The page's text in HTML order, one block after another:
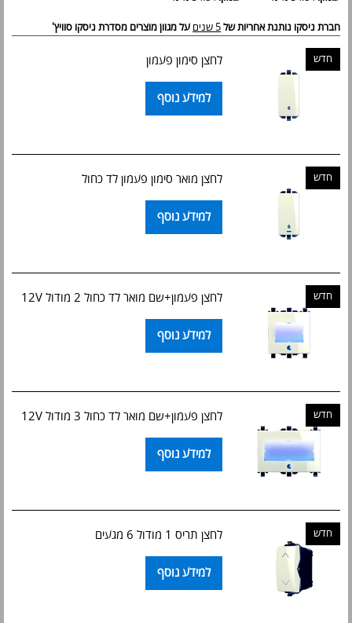
חברת ניסקו נותנת אחריות של5 שנים על מגוון מוצרים מסדרת ניסקו סוויץ'
חדש לחצן סימון פעמון
למידע נוסף
חדש לחצן מואר סימון פעמון לד כחול
למידע נוסף
חדש לחצן פעמון+שם מואר לד כחול 2 מודול 12V
למידע נוסף
חדש לחצן פעמון+שם מואר לד כחול 3 מודול 12V
למידע נוסף
חדש לחצן תריס 1 מודול 6 מגעים
למידע נוסף